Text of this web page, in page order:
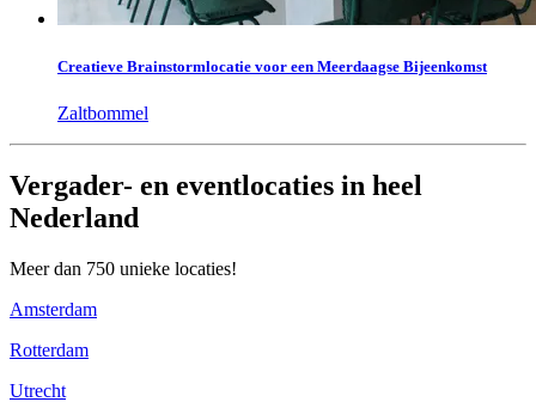
Creatieve Brainstormlocatie voor een Meerdaagse Bijeenkomst
Zaltbommel
Vergader- en eventlocaties in heel
Nederland
Meer dan 750 unieke locaties!
Amsterdam
Rotterdam
Utrecht